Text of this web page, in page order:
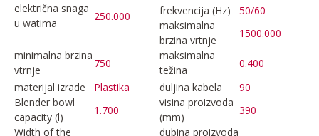
električna snaga
u watima
250.000 frekvencija (Hz)
50/60
maksimalna
brzina vrtnje
1500.000
minimalna brzina
vtrnje
750
maksimalna
težina
0.400
materijal izrade
Plastika duljina kabela
90
Blender bowl
capacity (l)
1.700
visina proizvoda
(mm)
390
Width of the
dubina proizvoda